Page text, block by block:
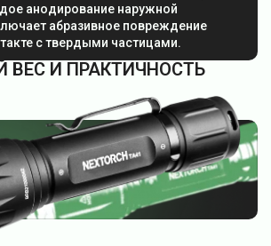
анодирование наружной
абразивное повреждение
с твердыми частицами.
ВЕС И ПРАКТИЧНОСТЬ